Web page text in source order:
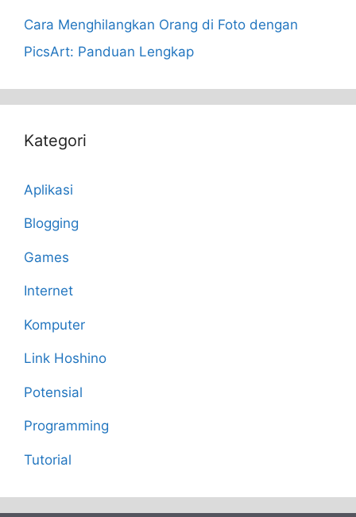
Cara Menghilangkan Orang di Foto dengan
PicsArt: Panduan Lengkap
Kategori
Aplikasi
Blogging
Games
Internet
Komputer
Link Hoshino
Potensial
Programming
Tutorial